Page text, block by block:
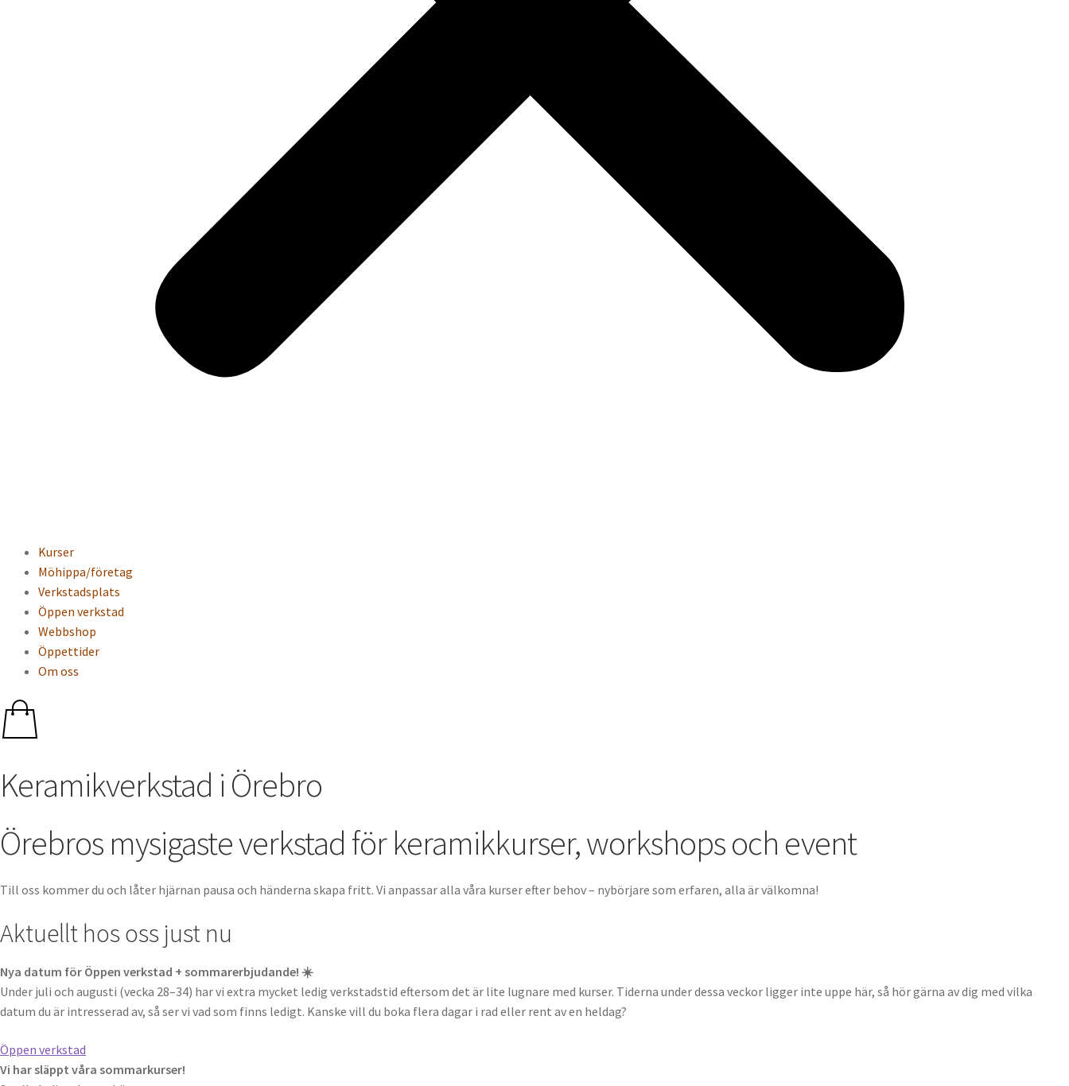
Kurser
Möhippa/företag
Verkstadsplats
Öppen verkstad
Webbshop
Öppettider
Om oss
Keramikverkstad i Örebro
Örebros mysigaste verkstad för keramikkurser, workshops och event
Till oss kommer du och låter hjärnan pausa och händerna skapa fritt. Vi anpassar alla våra kurser efter behov – nybörjare som erfaren, alla är välkomna!
Aktuellt hos oss just nu
Nya datum för Öppen verkstad + sommarerbjudande! ☀️
Under juli och augusti (vecka 28–34) har vi extra mycket ledig verkstadstid eftersom det är lite lugnare med kurser. Tiderna under dessa veckor ligger inte uppe här, så hör gärna av dig med vilka
datum du är intresserad av, så ser vi vad som finns ledigt. Kanske vill du boka flera dagar i rad eller rent av en heldag?
Öppen verkstad
Vi har släppt våra sommarkurser!